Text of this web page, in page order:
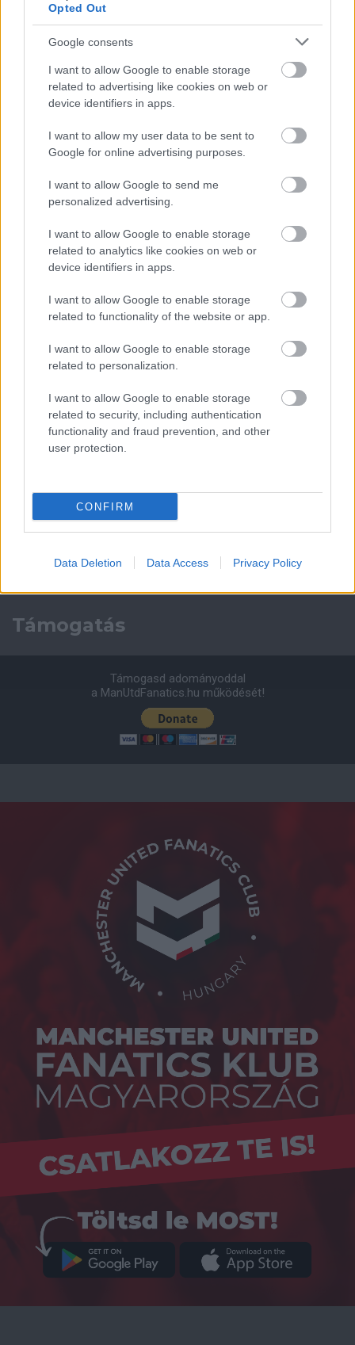
Opted Out
Google consents
I want to allow Google to enable storage
related to advertising like cookies on web or
device identifiers in apps.
I want to allow my user data to be sent to
Google for online advertising purposes.
I want to allow Google to send me
personalized advertising.
I want to allow Google to enable storage
related to analytics like cookies on web or
device identifiers in apps.
I want to allow Google to enable storage
related to functionality of the website or app.
I want to allow Google to enable storage
related to personalization.
I want to allow Google to enable storage
related to security, including authentication
functionality and fraud prevention, and other
user protection.
CONFIRM
Data Deletion Data Access Privacy Policy
SHAW ÉS ROONEY
MEGSÉRÜLTEK
14 18
20 21 22 »
Meccs Center
Leeds Unitedvs
Manchester
United
Felkészülési szezon 5. mérkőzés
Croke Park, Dublin
2026-08-12 20:30
AC MilanvsManchester United2026-08-15 18:00
ELŐZŐ MÉRKŐZÉSEK
Támogatás
Támogasd adományoddal
a ManUtdFanatics.hu működését!